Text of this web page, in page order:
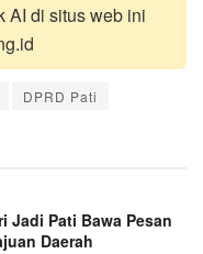
AI di situs web ini
DPRD Pati
Jadi Pati Bawa Pesan
Daerah